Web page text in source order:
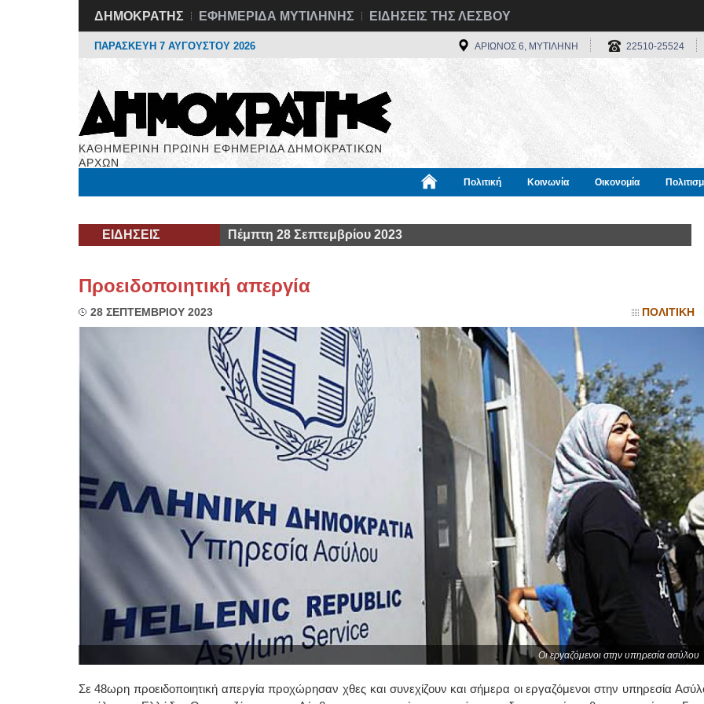
ΔΗΜΟΚΡΑΤΗΣ ΕΦΗΜΕΡΙΔΑ ΜΥΤΙΛΗΝΗΣ ΕΙΔΗΣΕΙΣ ΤΗΣ ΛΕΣΒΟΥ
ΠΑΡΑΣΚΕΥΗ 7 ΑΥΓΟΥΣΤΟΥ 2026 ΑΡΙΩΝΟΣ 6, ΜΥΤΙΛΗΝΗ 22510-25524
ΚΑΘΗΜΕΡΙΝΗ ΠΡΩΙΝΗ ΕΦΗΜΕΡΙΔΑ ΔΗΜΟΚΡΑΤΙΚΩΝ
ΑΡΧΩΝ
Πολιτική Κοινωνία Οικονομία
ΕΙΔΗΣΕΙΣ Πέμπτη 28 Σεπτεμβρίου 2023
Προειδοποιητική απεργία
28 ΣΕΠΤΕΜΒΡΙΟΥ 2023 ΠΟΛΙΤΙΚΗ
Οι εργαζόμενοι στην υπηρεσία ασύλου
Σε 48ωρη προειδοποιητική απεργία προχώρησαν χθες και συνεχίζουν και σήμερα οι εργαζόμενοι στην υπηρεσία